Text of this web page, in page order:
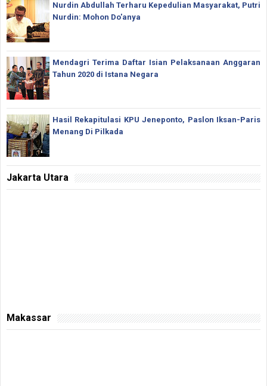
Nurdin Abdullah Terharu Kepedulian Masyarakat, Putri
Nurdin: Mohon Do'anya
Mendagri Terima Daftar Isian Pelaksanaan Anggaran
Tahun 2020 di Istana Negara
Hasil Rekapitulasi KPU Jeneponto, Paslon Iksan-Paris
Menang Di Pilkada
Jakarta Utara
Makassar